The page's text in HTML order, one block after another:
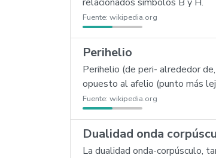
Fuente: wikipedia.org
Perihelio
Perihelio (de peri- alrededor
opuesto al afelio (punto más
Fuente: wikipedia.org
Dualidad onda
La dualidad onda-corpúsculo,